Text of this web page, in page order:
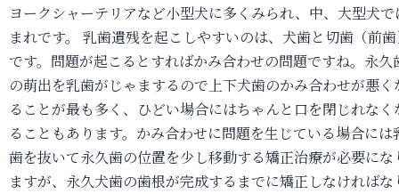
ヨークシャーテリアなど小型犬に多くみられ、中、大型犬で
まれです。 乳歯遺残を起こしやすいのは、犬歯と切歯（前
です。問題が起こるとすればかみ合わせの問題ですね。永久
の萌出を乳歯がじゃまするので上下犬歯のかみ合わせが悪く
ることが最も多く、ひどい場合にはちゃんと口を閉じれなく
ることもあります。かみ合わせに問題を生じている場合には
歯を抜いて永久歯の位置を少し移動する矯正治療が必要にな
ますが、永久犬歯の歯根が完成するまでに矯正しなければな